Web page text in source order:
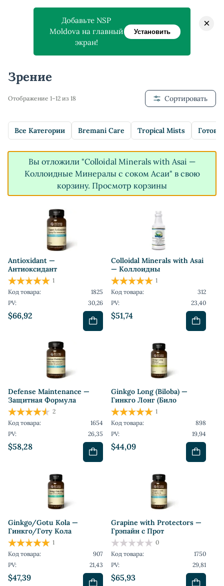
Главная > Магазин > Зрение
Зрение
Отображение 1–12 из 18 Сортировать
Все Категории Bremani Care Tropical Mists
Вы отложили "Colloidal Minerals with Asai —
Коллоидные Минералы с соком Асаи" в свою
корзину. Просмотр корзины
Antioxidant —
Антиоксидант
$66,92
1
Код товара:
1825
PV:
30,26
Colloidal Minerals with Asai
— Коллоидны
$51,74
1
Код товара:
312
PV:
23,40
Defense Maintenance —
Защитная Формула
$58,28
2
Код товара:
1654
PV:
26,35
Ginkgo Long (Biloba) —
Гинкго Лонг (Било
$44,09
1
Код товара:
898
PV:
19,94
Ginkgo/Gotu Kola —
Гинкго/Готу Кола
$47,39
1
Код товара:
907
PV:
21,43
Grapine with Protectors —
Грэпайн с Прот
$65,93
0
Код товара:
1750
PV:
29,81
Добавьте NSP
Moldova на главный
экран!
Установить
×